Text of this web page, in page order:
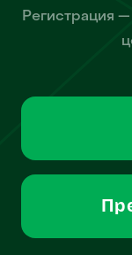
Регистрация